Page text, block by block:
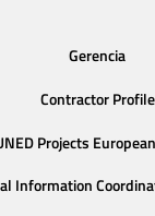
Gerencia
Contractor Profile
Projects
Information